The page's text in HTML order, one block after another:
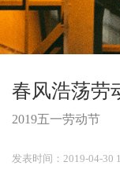
春风浩荡劳
2019五一劳动节
发表时间：2019-04-30